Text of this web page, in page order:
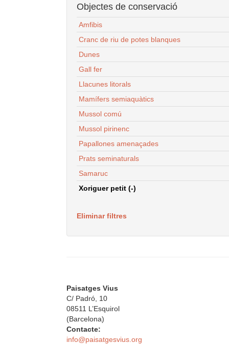
Objectes de conservació
Amfibis
Cranc de riu de potes blanques
Dunes
Gall fer
Llacunes litorals
Mamífers semiaquàtics
Mussol comú
Mussol pirinenc
Papallones amenaçades
Prats seminaturals
Samaruc
Xoriguer petit (-)
Eliminar filtres
Paisatges Vius
C/ Padró, 10
08511 L’Esquirol
(Barcelona)
Contacte:
info@paisatgesvius.org